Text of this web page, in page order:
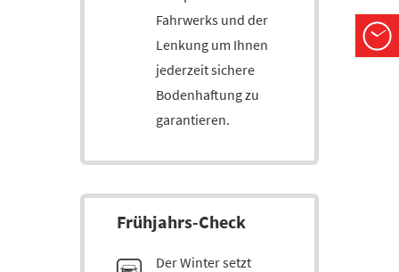
Fahrwerks und der
Lenkung um Ihnen
jederzeit sichere
Bodenhaftung zu
garantieren.
Frühjahrs-Check
Der Winter setzt